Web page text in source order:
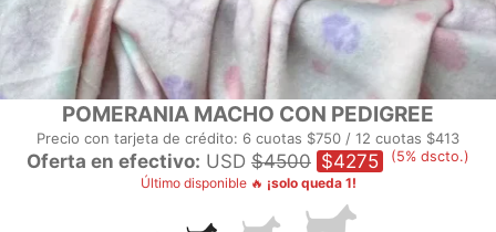
POMERANIA MACHO CON PEDIGREE
Precio con tarjeta de crédito: 6 cuotas $750 / 12 cuotas $413
Oferta en efectivo: USD $4500 $4275
(5% dscto.)
Último disponible 🔥 ¡solo queda 1!